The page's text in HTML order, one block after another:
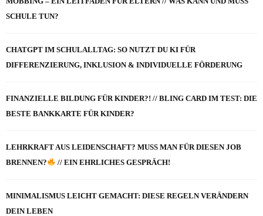
SCHULE TUN?
CHATGPT IM SCHULALLTAG: SO NUTZT DU KI FÜR
DIFFERENZIERUNG, INKLUSION & INDIVIDUELLE FÖRDERUNG
FINANZIELLE BILDUNG FÜR KINDER?! // BLING CARD IM TEST: DIE
BESTE BANKKARTE FÜR KINDER?
LEHRKRAFT AUS LEIDENSCHAFT? MUSS MAN FÜR DIESEN JOB
BRENNEN?
// EIN EHRLICHES GESPRÄCH!
MINIMALISMUS LEICHT GEMACHT: DIESE REGELN VERÄNDERN
DEIN LEBEN